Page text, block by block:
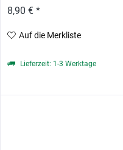
8,90 € *
Auf die Merkliste
Lieferzeit: 1-3 Werktage